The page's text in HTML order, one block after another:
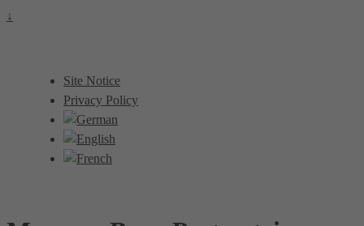
↓
Site Notice
Privacy Policy